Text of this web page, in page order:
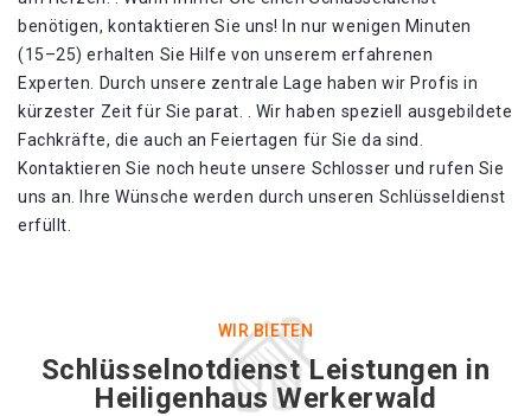
benötigen, kontaktieren Sie uns! In nur wenigen Minuten
(15–25) erhalten Sie Hilfe von unserem erfahrenen
Experten. Durch unsere zentrale Lage haben wir Profis in
kürzester Zeit für Sie parat. . Wir haben speziell ausgebildete
Fachkräfte, die auch an Feiertagen für Sie da sind.
Kontaktieren Sie noch heute unsere Schlosser und rufen Sie
uns an. Ihre Wünsche werden durch unseren Schlüsseldienst
erfüllt.
WIR BIETEN
Schlüsselnotdienst Leistungen in
Heiligenhaus Werkerwald